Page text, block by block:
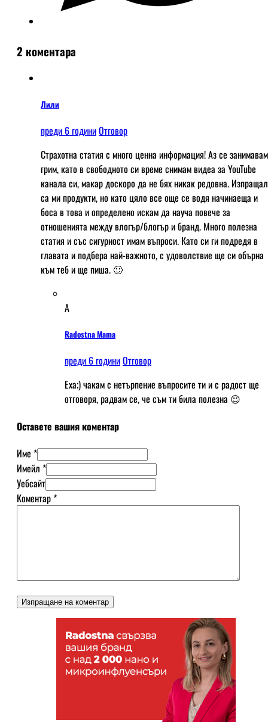
2 коментара
Лили
преди 6 годиниОтговор
Страхотна статия с много ценна информация! Аз се
грим, като в свободното си време снимам видеа за YouTube
канала си, макар доскоро да не бях никак редовна.
са ми продукти, но като цяло все още се водя начинаеща и
боса в това и определено искам да науча повече за
отношенията между влогър/блогър и бранд. Много полезна
статия и със сигурност имам въпроси. Като си ги подредя в
главата и подбера най-важното, с удоволствие ще си обърна
към теб и ще пиша. 🙂
A
Radostna Mama
преди 6 годиниОтговор
Еха;) чакам с нетърпение въпросите ти и с радост ще
отговоря, радвам се, че съм ти била полезна 😉
Оставете вашия коментар
Име *
Имейл *
Уебсайт
Коментар*